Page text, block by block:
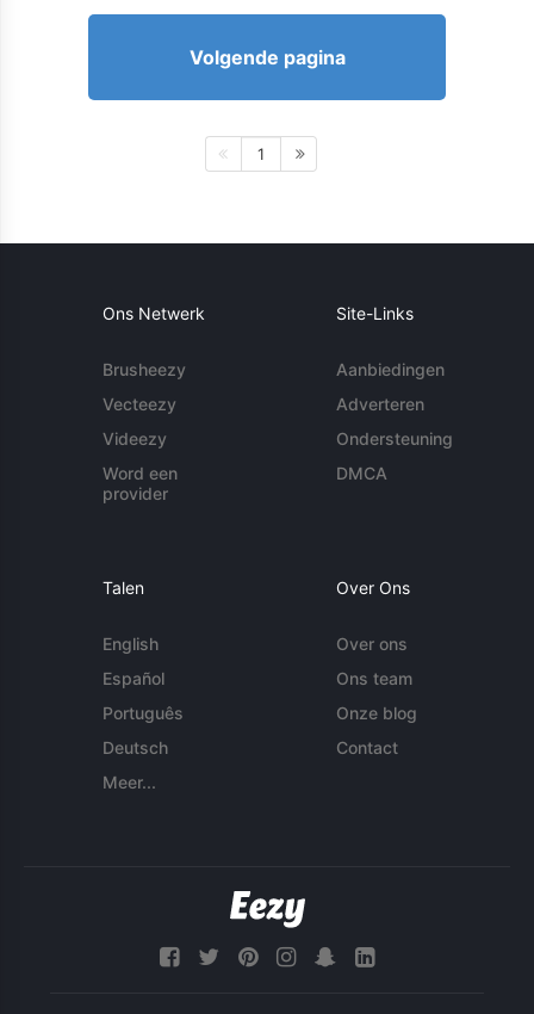
Volgende pagina
1
Ons Netwerk
Brusheezy
Vecteezy
Videezy
Word een
provider
Site-Links
Aanbiedingen
Adverteren
Ondersteuning
DMCA
Talen
English
Español
Português
Deutsch
Meer...
Over Ons
Over ons
Ons team
Onze blog
Contact